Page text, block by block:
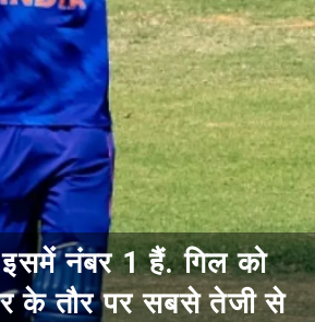
नंबर 1 हैं. गिल को
के तौर पर सबसे तेजी से